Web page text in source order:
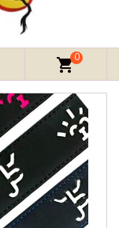
shopping_cart0